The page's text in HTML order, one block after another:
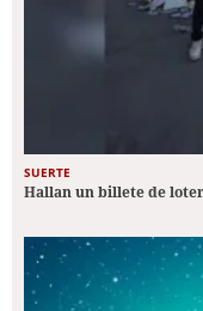
SUERTE
Hallan un billete de